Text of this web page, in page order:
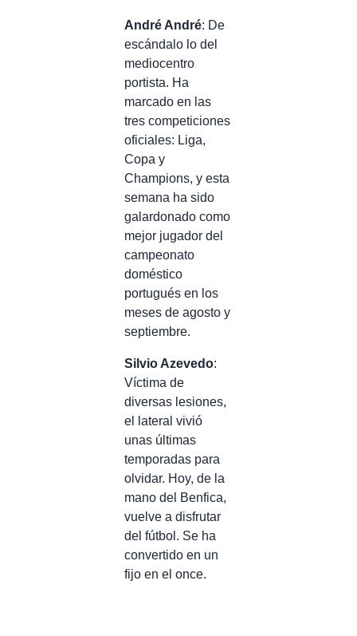
André André: De
escándalo lo del
mediocentro
portista. Ha
marcado en las
tres competiciones
oficiales: Liga,
Copa y
Champions, y esta
semana ha sido
galardonado como
mejor jugador del
campeonato
doméstico
portugués en los
meses de agosto y
septiembre.
Silvio Azevedo:
Víctima de
diversas lesiones,
el lateral vivió
unas últimas
temporadas para
olvidar. Hoy, de la
mano del Benfica,
vuelve a disfrutar
del fútbol. Se ha
convertido en un
fijo en el once.